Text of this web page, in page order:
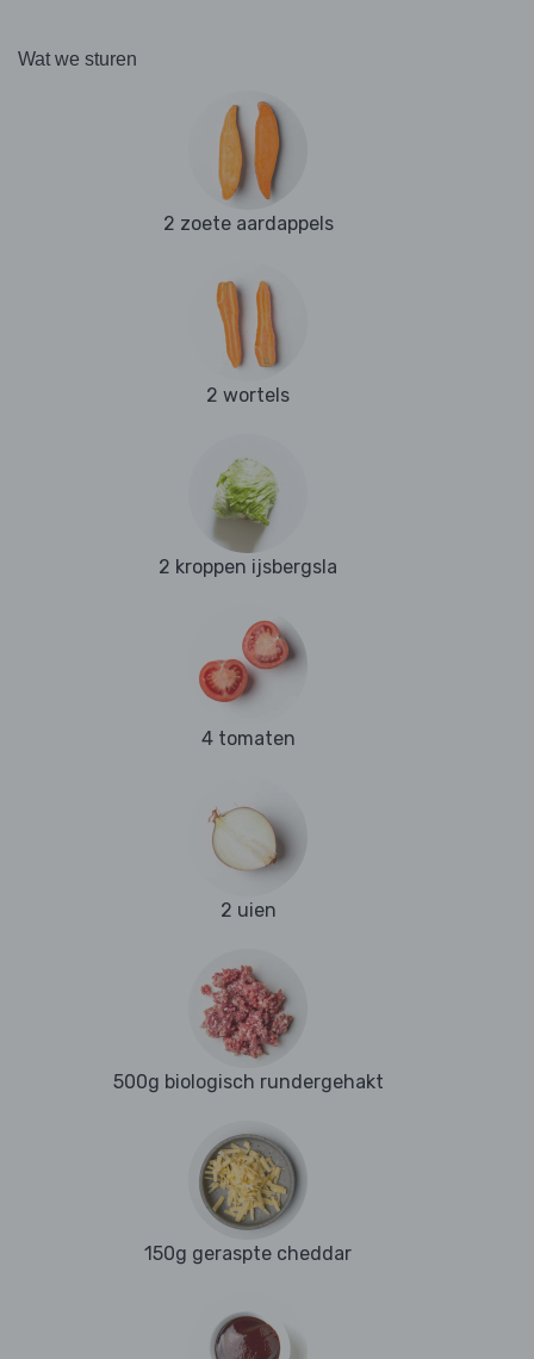
Wat we sturen
2 zoete aardappels
2 wortels
2 kroppen ijsbergsla
4 tomaten
2 uien
500g biologisch rundergehakt
150g geraspte cheddar